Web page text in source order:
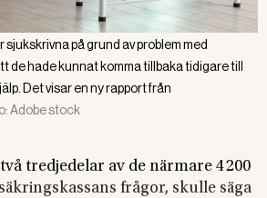
sjukskrivna på grund av problem med
de hade kunnat komma tillbaka tidigare till
Det visar en ny rapport från
Adobe stock
tredjedelar av de närmare 4 200
frågor, skulle säga